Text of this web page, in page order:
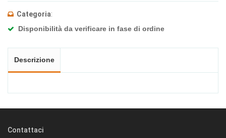
Categoria:
Disponibilità da verificare in fase di ordine
Descrizione
Contattaci